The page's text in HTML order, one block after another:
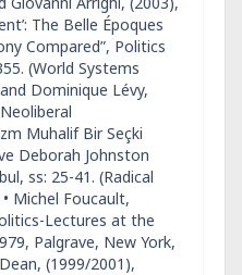
The Belle Époques
Compared”, Politics
(World Systems
Dominique Lévy,
Muhalif Bir Seçki
Deborah Johnston
ss: 25-41. (Radical
Michel Foucault,
Lectures at the
Palgrave, New York,
(1999/2001),